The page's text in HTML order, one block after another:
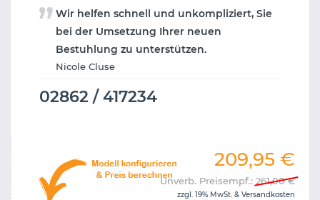
Wir helfen schnell und unkompliziert, Sie
bei der Umsetzung Ihrer neuen
Bestuhlung zu unterstützen.
Nicole Cluse
02862 / 417234
209,95 €
Unverb. Preisempf.: 261,00€
zzgl. 19% MwSt. & Versandkosten